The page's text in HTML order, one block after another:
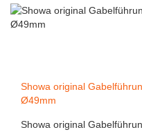
Showa original
Ø49mm
Showa original